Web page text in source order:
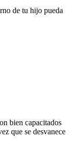
de tu hijo pueda
bien capacitados
que se desvanece